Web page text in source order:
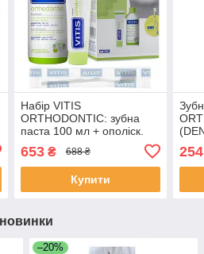
Набір VITIS
ORTHODONTIC: зубна
паста 100 мл + ополіск.
щітка V.ORTHOD. ACCESS
(DENTAID)
653₴ 688 ₴
Купити
254
новинки
–20%